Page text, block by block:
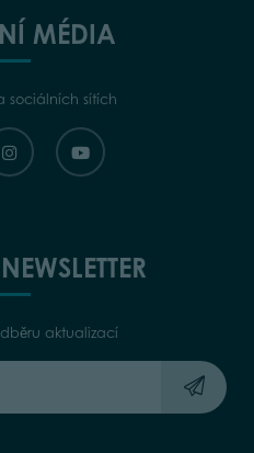
MÉDIA
sociálních sítích
aktualizací